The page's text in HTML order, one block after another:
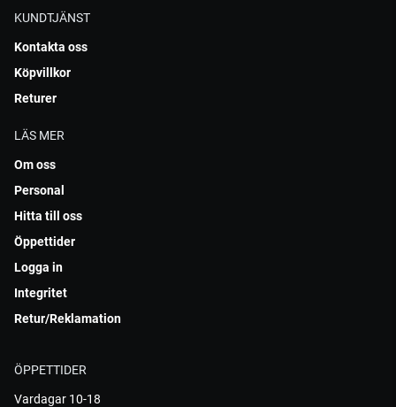
KUNDTJÄNST
Kontakta oss
Köpvillkor
Returer
LÄS MER
Om oss
Personal
Hitta till oss
Öppettider
Logga in
Integritet
Retur/Reklamation
ÖPPETTIDER
Vardagar 10-18